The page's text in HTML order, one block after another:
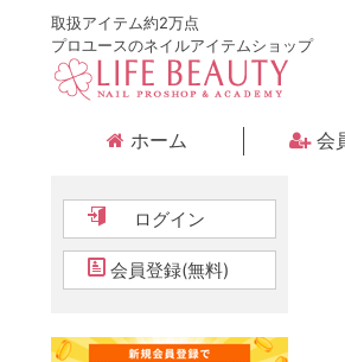
取扱アイテム約2万点
プロユースのネイルアイテムショップ
ホーム 会
ログイン
会員登録(無料)